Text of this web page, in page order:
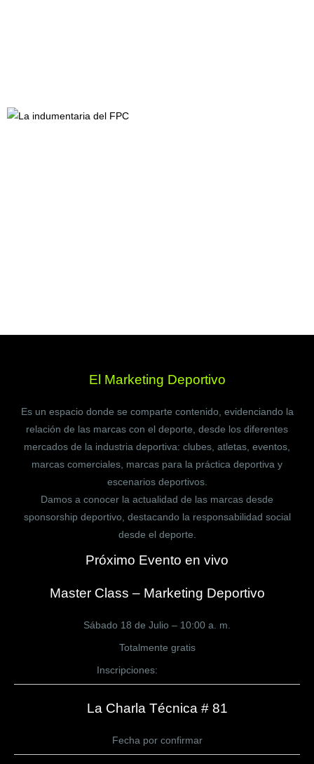
El Marketing Deportivo
Es un espacio donde se comparte contenido, evidenciando la
relación de las marcas con el deporte, desde los diferentes
mercados de la industria deportiva: clubes, atletas, eventos,
marcas comerciales, marcas para la práctica deportiva y
escenarios deportivos.
Damos a conocer la actualidad de las marcas desde
sponsorship deportivo, destacando la responsabilidad social
desde el deporte.
Próximo Evento en vivo
Master Class – Marketing Deportivo
Sábado 18 de Julio – 10:00 a. m.
Totalmente gratis
Inscripciones:
La Charla Técnica # 81
Fecha por confirmar